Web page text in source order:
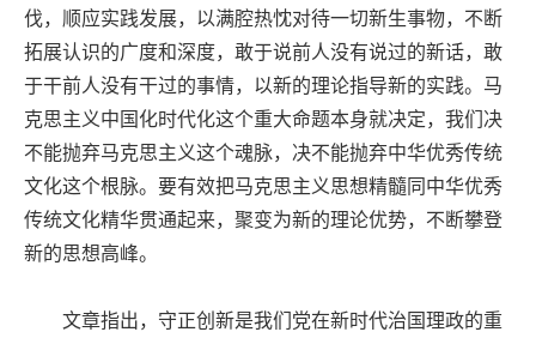
伐，顺应实践发展，以满腔热忱对待一切新生事物，不断
拓展认识的广度和深度，敢于说前人没有说过的新话，敢
于干前人没有干过的事情，以新的理论指导新的实践。马
克思主义中国化时代化这个重大命题本身就决定，我们决
不能抛弃马克思主义这个魂脉，决不能抛弃中华优秀传统
文化这个根脉。要有效把马克思主义思想精髓同中华优秀
传统文化精华贯通起来，聚变为新的理论优势，不断攀登
新的思想高峰。
文章指出，守正创新是我们党在新时代治国理政的重